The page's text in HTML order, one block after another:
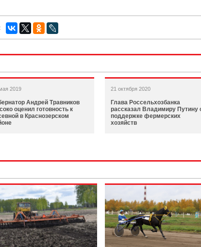
2019
Андрей Травников
оценил готовность к
в Краснозерском
21 октября 2020
Глава Россельхозбанка
рассказал Владимиру Путину
поддержке фермерских
хозяйств